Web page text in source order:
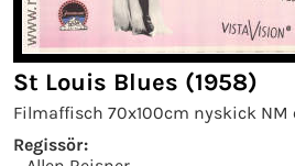
St Louis Blues (1958)
Filmaffisch 70x100cm nyskick NM
Regissör: